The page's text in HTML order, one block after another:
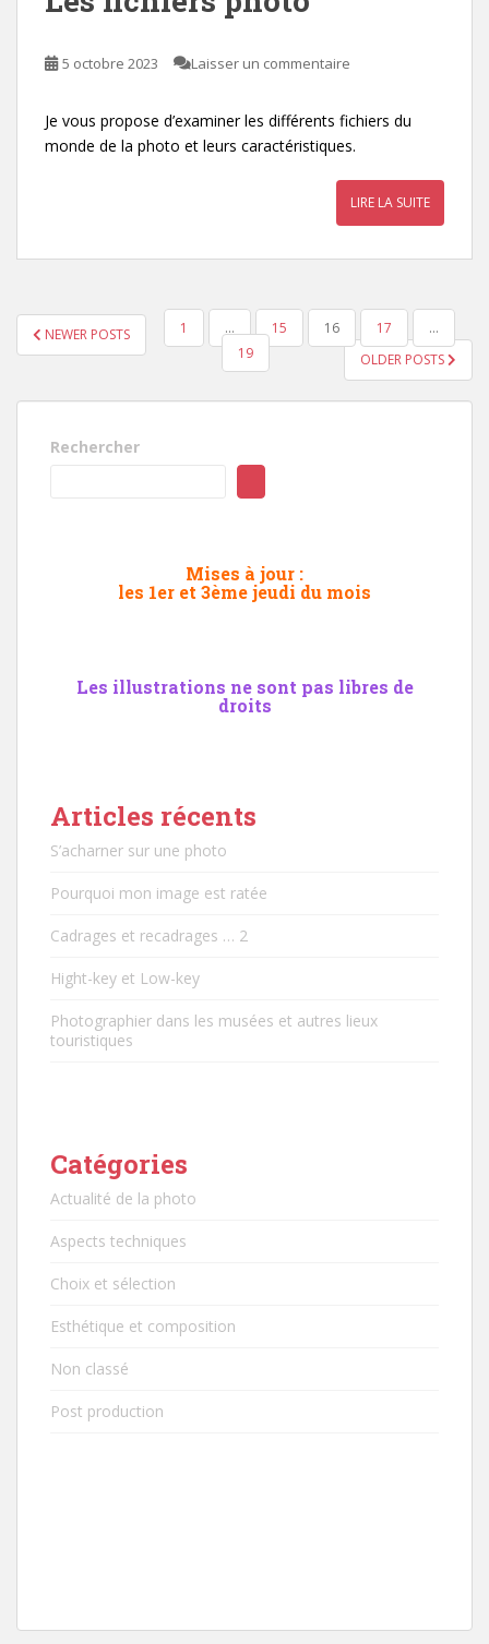
5 octobre 2023 Laisser un commentaire
Je vous propose d’examiner les différents fichiers du
monde de la photo et leurs caractéristiques.
LIRE LA SUITE
PAGINATION
DES
NEWER POSTS 1 … 15 16 17
…
19
OLDER POSTS
Rechercher
Mises à jour :
les 1er et 3ème jeudi du mois
Les illustrations ne sont pas libres de
droits
Articles récents
S’acharner sur une photo
Pourquoi mon image est ratée
Cadrages et recadrages … 2
Hight-key et Low-key
Photographier dans les musées et autres lieux
touristiques
Catégories
Actualité de la photo
Aspects techniques
Choix et sélection
Esthétique et composition
Non classé
Post production